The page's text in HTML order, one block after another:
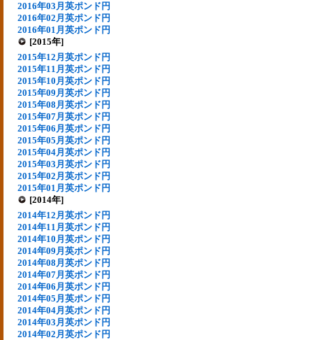
2016年03月英ポンド円
2016年02月英ポンド円
2016年01月英ポンド円
[2015年]
2015年12月英ポンド円
2015年11月英ポンド円
2015年10月英ポンド円
2015年09月英ポンド円
2015年08月英ポンド円
2015年07月英ポンド円
2015年06月英ポンド円
2015年05月英ポンド円
2015年04月英ポンド円
2015年03月英ポンド円
2015年02月英ポンド円
2015年01月英ポンド円
[2014年]
2014年12月英ポンド円
2014年11月英ポンド円
2014年10月英ポンド円
2014年09月英ポンド円
2014年08月英ポンド円
2014年07月英ポンド円
2014年06月英ポンド円
2014年05月英ポンド円
2014年04月英ポンド円
2014年03月英ポンド円
2014年02月英ポンド円